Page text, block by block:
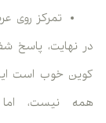
تمرکز روی
در نهایت، پاسخ
کوین خوب است
همه نیست، اما